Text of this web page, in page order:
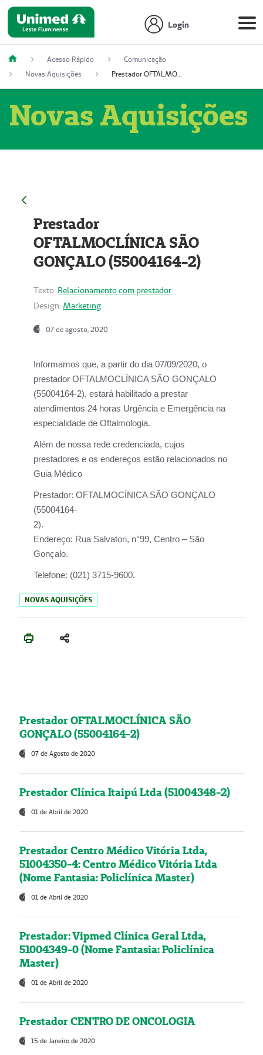
Login
Acesso Rápido
Comunicação
Novas Aquisições
Prestador OFTALMOCLÍNICA SÃO GONÇALO (55004164-2)
Novas Aquisições
Prestador
OFTALMOCLÍNICA SÃO
GONÇALO (55004164-2)
Texto: Relacionamento com prestador
Design: Marketing
07 de agosto, 2020
Informamos que, a partir do dia07/09/2020, o
prestador OFTALMOCLÍNICA SÃO GONÇALO
(55004164-2), estará habilitado a prestar
atendimentos 24 horas Urgência e Emergência na
especialidade de Oftalmologia.
Além de nossa rede credenciada, cujos
prestadores e os endereços estão relacionados no
Guia Médico
Prestador: OFTALMOCÍNICA SÃO GONÇALO
(55004164-
2).
Endereço: Rua Salvatori, n°99, Centro – São
Gonçalo.
Telefone: (021) 3715-9600.
NOVAS AQUISIÇÕES
Prestador OFTALMOCLÍNICA SÃO
GONÇALO (55004164-2)
07 de Agosto de 2020
Prestador Clínica Itaipú Ltda (51004348-2)
01 de Abril de 2020
Prestador Centro Médico Vitória Ltda,
51004350-4: Centro Médico Vitória Ltda
(Nome Fantasia: Policlínica Master)
01 de Abril de 2020
Prestador: Vipmed Clínica Geral Ltda,
51004349-0 (Nome Fantasia: Policlínica
Master)
01 de Abril de 2020
Prestador CENTRO DE ONCOLOGIA
15 de Janeiro de 2020